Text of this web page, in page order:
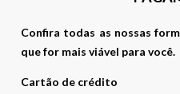
Confira todas as nossas
que for mais viável para você.
Cartão de crédito